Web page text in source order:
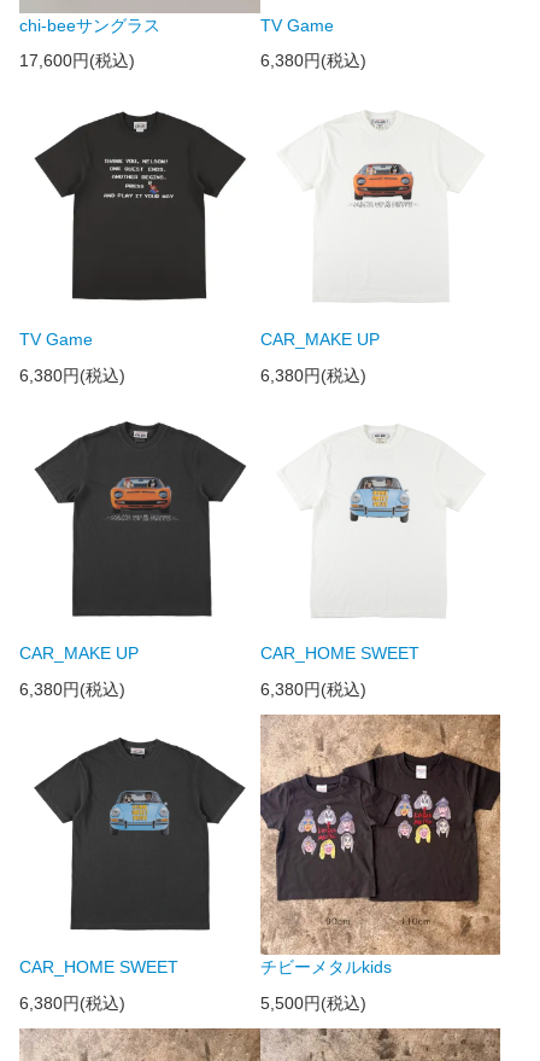
chi-beeサングラス
17,600円(税込)
TV Game
6,380円(税込)
TV Game
6,380円(税込)
CAR_MAKE UP
6,380円(税込)
CAR_MAKE UP
6,380円(税込)
CAR_HOME SWEET
6,380円(税込)
CAR_HOME SWEET
6,380円(税込)
チビーメタルkids
5,500円(税込)